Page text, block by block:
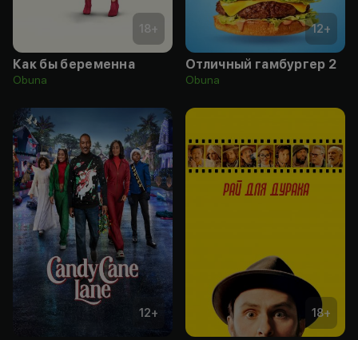
18+
Как бы беременна
Obuna
12+
Отличный гамбургер 2
Obuna
12+ 18+